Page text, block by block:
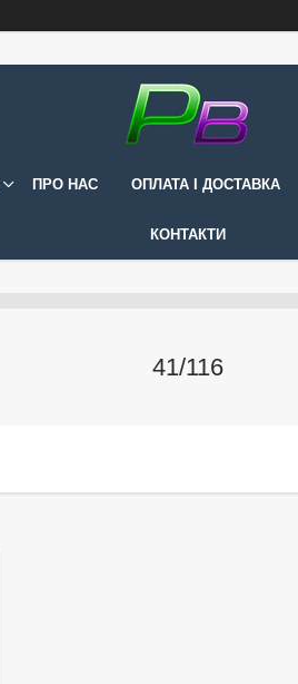
ПРО НАС ОПЛАТА І ДОСТАВКА
КОНТАКТИ
41/116